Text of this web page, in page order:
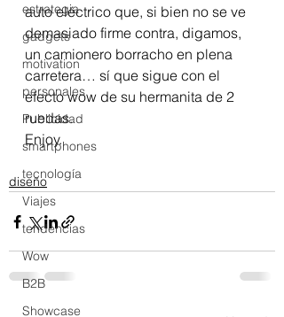
estrategia
gadgets
motivation
personales
Publicidad
smartphones
tecnología
Viajes
tendencias
Wow
B2B
Showcase
auto eléctrico que, si bien no se ve
demasiado firme contra, digamos,
un camionero borracho en plena
carretera… sí que sigue con el
efecto wow de su hermanita de 2
ruedas.
Enjoy.
diseño